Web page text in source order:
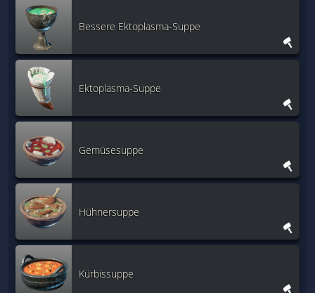
Bessere Ektoplasma-Suppe
Ektoplasma-Suppe
Gemüsesuppe
Hühnersuppe
Kürbissuppe